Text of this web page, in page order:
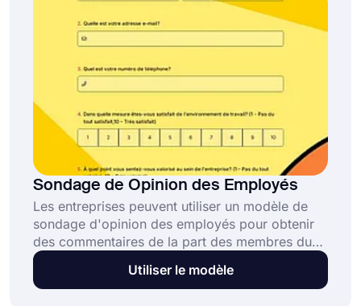
Sondage de Opinion des Employés
Les entreprises peuvent utiliser un modèle de
sondage d'opinion des employés pour obtenir
des commentaires de la part des membres du
personnel sur divers éléments de
l'environnement de travail. Il peut couvrir des
Utiliser le modèle